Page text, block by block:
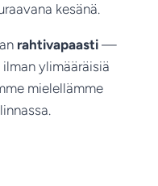
kesänä.
rahtivapaasti —
ylimääräisiä
mielellämme